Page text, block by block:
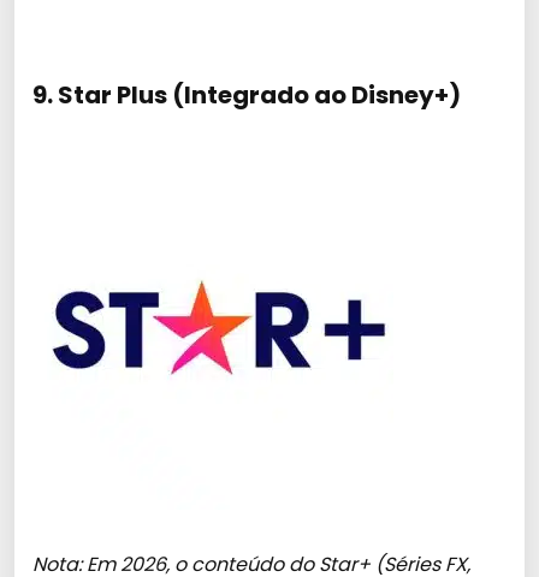
9. Star Plus (Integrado ao Disney+)
Nota: Em 2026, o conteúdo do Star+ (Séries FX,